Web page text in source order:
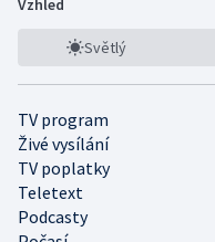
Vzhled
Světlý
TV program
Živé vysílání
TV poplatky
Teletext
Podcasty